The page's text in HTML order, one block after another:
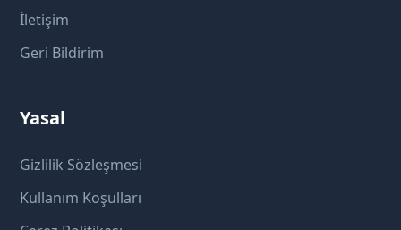
İletişim
Geri Bildirim
Yasal
Gizlilik Sözleşmesi
Kullanım Koşulları